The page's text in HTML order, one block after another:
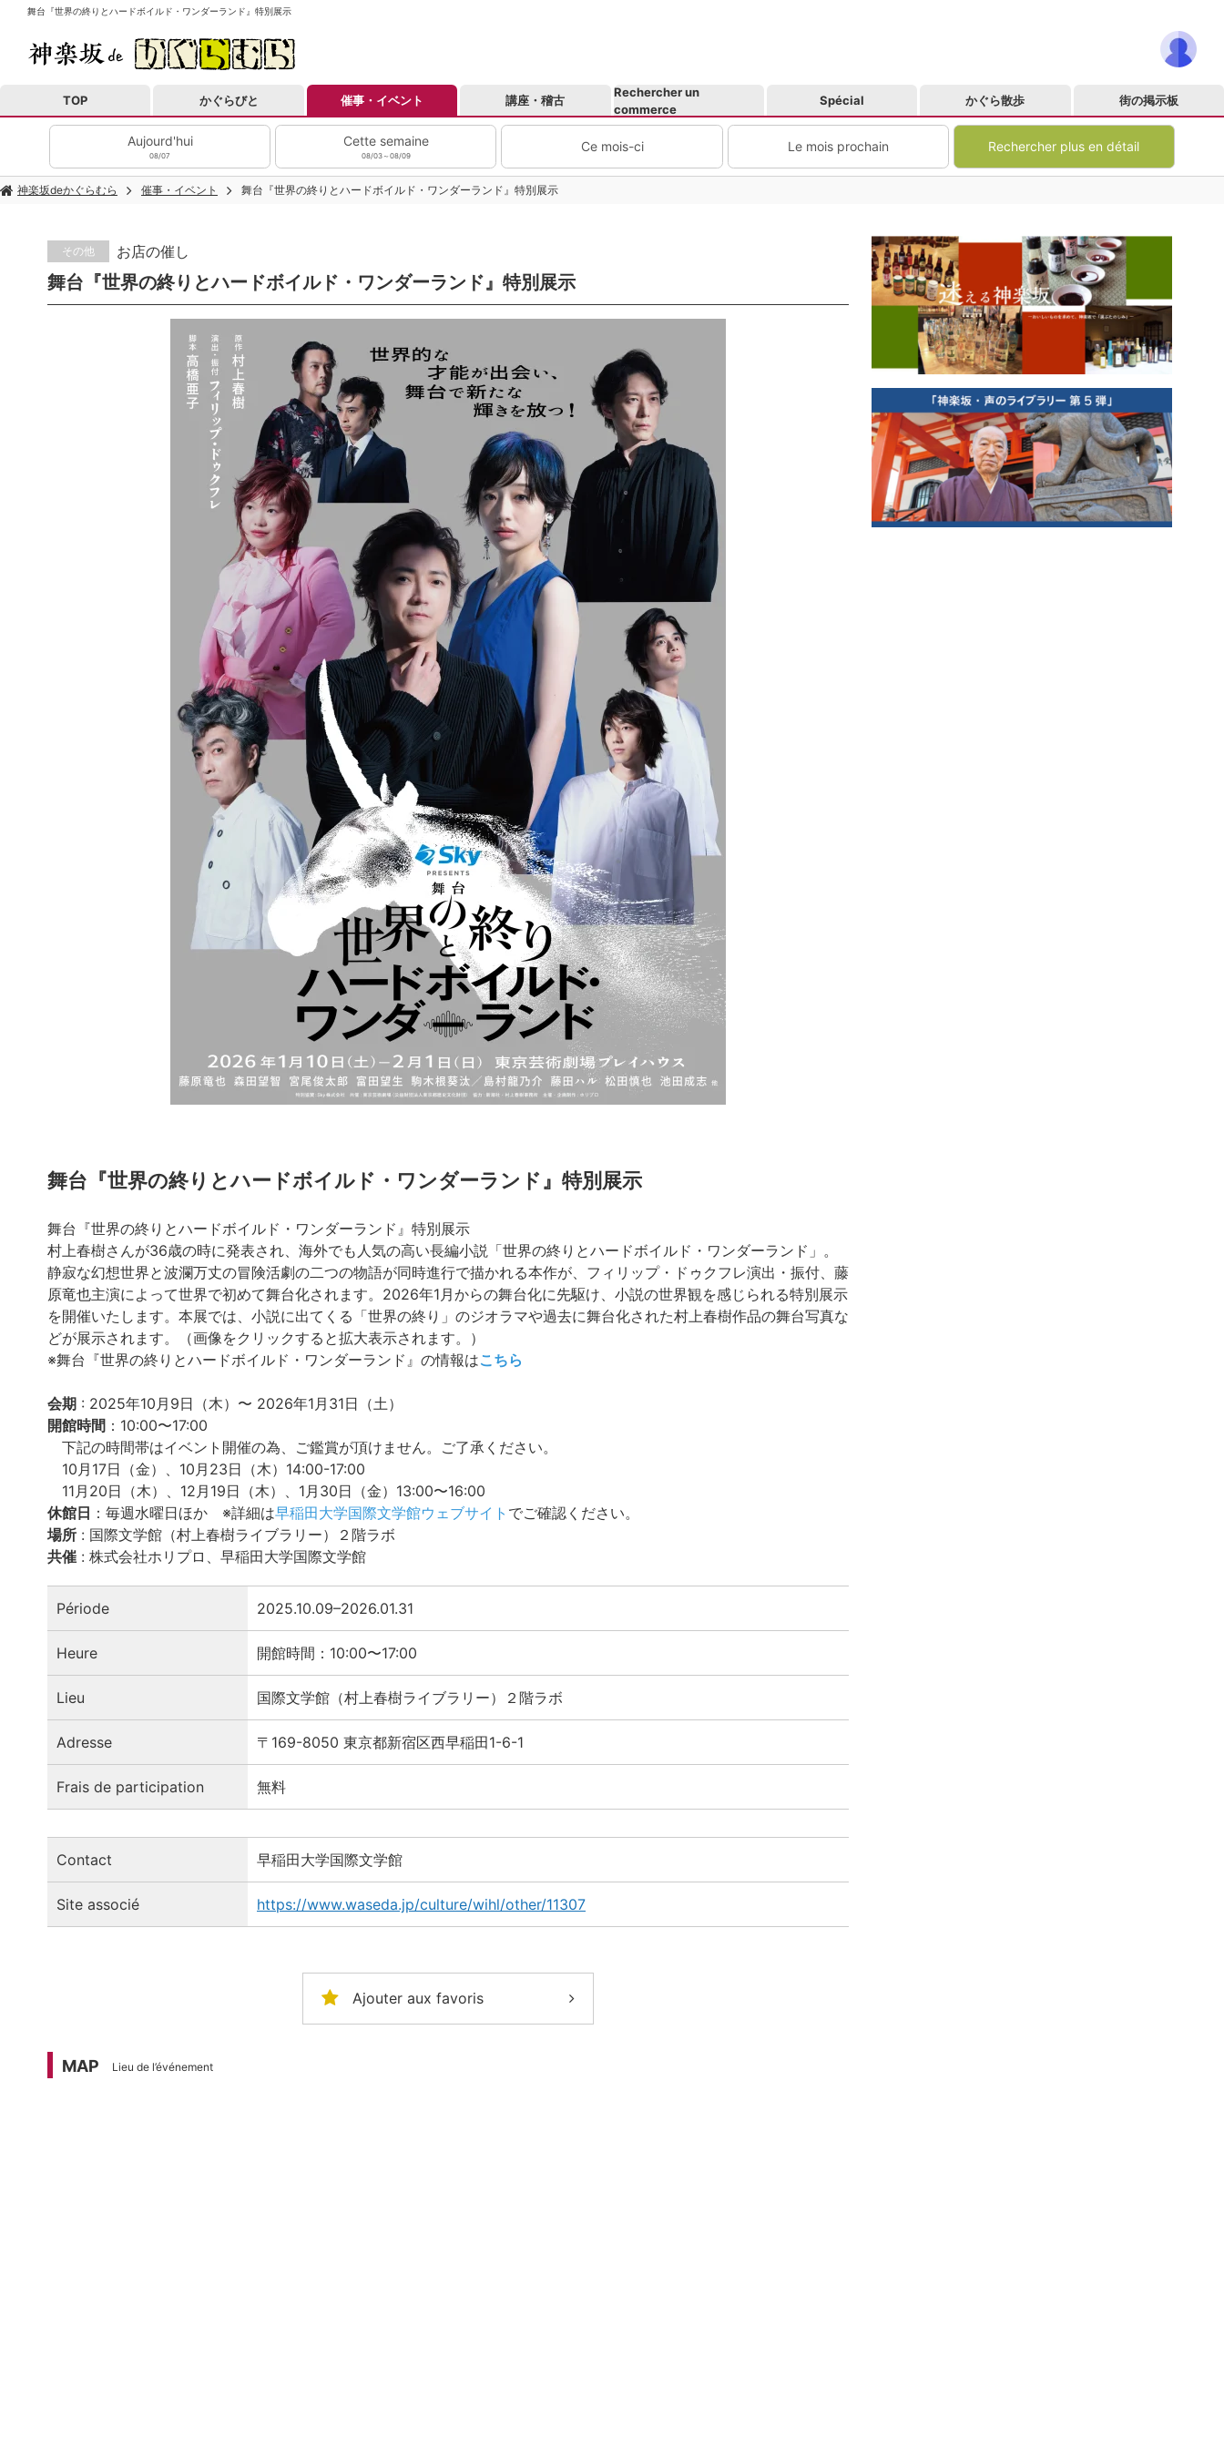
舞台『世界の終りとハードボイルド・ワンダーランド』特別展示
TOP かぐらびと 催事・イベント 講座・稽古
Rechercher un
commerce
Spécial かぐら散歩 街の掲示板
Aujourd'hui
08/07
Cette semaine
08/03～08/09
Ce mois-ci Le mois prochain Rechercher plus en détail
神楽坂deかぐらむら 催事・イベント 舞台『世界の終りとハードボイルド・ワンダーランド』特別展示
その他 お店の催し
舞台『世界の終りとハードボイルド・ワンダーランド』特別展示
舞台『世界の終りとハードボイルド・ワンダーランド』特別展示
舞台『世界の終りとハードボイルド・ワンダーランド』特別展示
村上春樹さんが36歳の時に発表され、海外でも人気の高い長編小説「世界の終りとハードボイルド・ワンダーランド」。
静寂な幻想世界と波瀾万丈の冒険活劇の二つの物語が同時進行で描かれる本作が、フィリップ・ドゥクフレ演出・振付、藤
原竜也主演によって世界で初めて舞台化されます。2026年1月からの舞台化に先駆け、小説の世界観を感じられる特別展示
を開催いたします。本展では、小説に出てくる「世界の終り」のジオラマや過去に舞台化された村上春樹作品の舞台写真な
どが展示されます。（画像をクリックすると拡大表示されます。）
※舞台『世界の終りとハードボイルド・ワンダーランド』の情報はこちら
会期 : 2025年10月9日（木）〜 2026年1月31日（土）
開館時間 ：10:00〜17:00
下記の時間帯はイベント開催の為、ご鑑賞が頂けません。ご了承ください。
10月17日（金）、10月23日（木）14:00-17:00
11月20日（木）、12月19日（木）、1月30日（金）13:00〜16:00
休館日 ：毎週水曜日ほか ※詳細は早稲田大学国際文学館ウェブサイト でご確認ください。
場所 : 国際文学館（村上春樹ライブラリー）２階ラボ
共催 : 株式会社ホリプロ、早稲田大学国際文学館
Période 2025.10.09–2026.01.31
Heure 開館時間：10:00〜17:00
Lieu 国際文学館（村上春樹ライブラリー）２階ラボ
Adresse 〒169-8050 東京都新宿区西早稲田1-6-1
Frais de participation 無料
Contact 早稲田大学国際文学館
Site associé https://www.waseda.jp/culture/wihl/other/11307
Ajouter aux favoris
MAP Lieu de l’événement